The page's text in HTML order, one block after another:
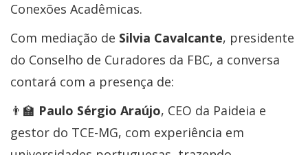
Conexões Acadêmicas.
Com mediação de Silvia Cavalcante, presidente
do Conselho de Curadores da FBC, a conversa
contará com a presença de:
👨‍🏫 Paulo Sérgio Araújo, CEO da Paideia e
gestor do TCE-MG, com experiência em